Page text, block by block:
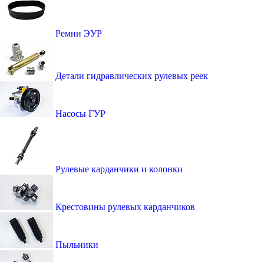
Ремни ЭУР
Детали гидравлических рулевых реек
Насосы ГУР
Рулевые карданчики и колонки
Крестовины рулевых карданчиков
Пыльники